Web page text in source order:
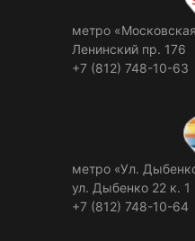
метро
Ленинский пр. 176
+7 (812) 748-10-63
метро «Ул.
ул. Дыбенко 22 к. 1
+7 (812) 748-10-64